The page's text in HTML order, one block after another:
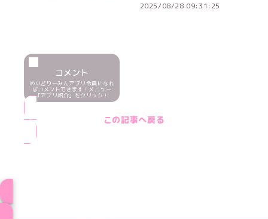
2025/08/28 09:31:25
コメント
めいどりーみんアプリ会員になれ
ばコメントできます！メニュー
「アプリ紹介」をクリック！
この記事へ戻る